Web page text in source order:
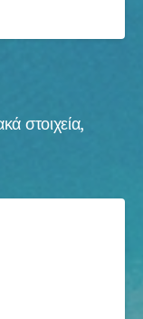
στοιχεία,